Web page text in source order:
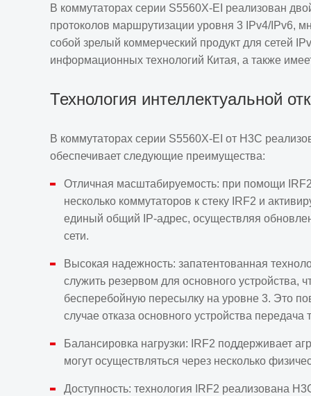
расширения, 2 слота для вентиляторных
питания.
S5560X-30C-PWR-EI – 24 порта 10/100/
для блоков питания.
BASE-X, 1 слот расширения, 2 слота для
для блоков питания.
S5560X-34S-EI – 28 портов 10/100/1000BASE-
интерфейса), 4 порта SFP+ 10G/1G BASE-X и 2
фиксированный блок питания переменного и
S5560X-54S-EI – 48 портов 10/100/1000BASE-
и 2 порта QSFP+ 40G, фиксированный блок
постоянного тока.
В коммутаторах серии S5560X-EI реализован
протоколов маршрутизации уровня 3 IPv4/IPv6,
собой зрелый коммерческий продукт для сетей
информационных технологий Китая, а также
Технология интеллектуальной
В коммутаторах серии S5560X-EI от H3C
обеспечивает следующие преимущества:
Отличная масштабируемость: при помощи
несколько коммутаторов к стеку IRF2 и
единый общий IP-адрес, осуществляя
сети.
Высокая надежность: запатентованная
служить резервом для основного устройства,
бесперебойную пересылку на уровне 3. Это
случае отказа основного устройства
Балансировка нагрузки: IRF2 поддерживает
могут осуществляться через несколько
Доступность: технология IRF2 реализована